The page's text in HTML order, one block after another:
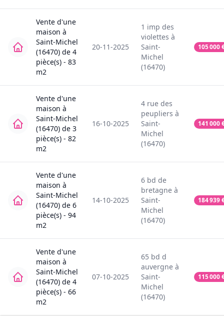
Vente d'une
maison à
Saint-Michel
(16470) de 4
pièce(s) - 83
m2
20-11-2025
1 imp des
violettes à
Saint-
Michel
(16470)
105 000
Vente d'une
maison à
Saint-Michel
(16470) de 3
pièce(s) - 82
m2
16-10-2025
4 rue des
peupliers à
Saint-
Michel
(16470)
141 000
Vente d'une
maison à
Saint-Michel
(16470) de 6
pièce(s) - 94
m2
14-10-2025
6 bd de
bretagne à
Saint-
Michel
(16470)
184 939
Vente d'une
maison à
Saint-Michel
(16470) de 4
pièce(s) - 66
m2
07-10-2025
65 bd d
auvergne à
Saint-
Michel
(16470)
115 000